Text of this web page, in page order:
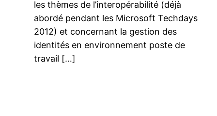
les thèmes de l’interopérabilité (déjà
abordé pendant les Microsoft Techdays
2012) et concernant la gestion des
identités en environnement poste de
travail […]